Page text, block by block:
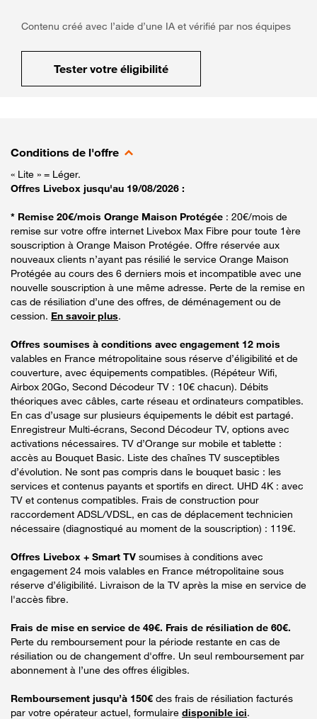
Contenu créé avec l’aide d’une IA et vérifié par nos équipes
Tester votre éligibilité
Conditions de l'offre
« Lite » = Léger.
Offres Livebox jusqu'au 19/08/2026 :
* Remise 20€/mois Orange Maison Protégée : 20€/mois de
remise sur votre offre internet Livebox Max Fibre pour toute 1ère
souscription à Orange Maison Protégée. Offre réservée aux
nouveaux clients n’ayant pas résilié le service Orange Maison
Protégée au cours des 6 derniers mois et incompatible avec une
nouvelle souscription à une même adresse. Perte de la remise en
cas de résiliation d’une des offres, de déménagement ou de
cession. En savoir plus.
Offres soumises à conditions avec engagement 12 mois
valables en France métropolitaine sous réserve d’éligibilité et de
couverture, avec équipements compatibles. (Répéteur Wifi,
Airbox 20Go, Second Décodeur TV : 10€ chacun). Débits
théoriques avec câbles, carte réseau et ordinateurs compatibles.
En cas d’usage sur plusieurs équipements le débit est partagé.
Enregistreur Multi-écrans, Second Décodeur TV, options avec
activations nécessaires. TV d’Orange sur mobile et tablette :
accès au Bouquet Basic. Liste des chaînes TV susceptibles
d’évolution. Ne sont pas compris dans le bouquet basic : les
services et contenus payants et sportifs en direct. UHD 4K : avec
TV et contenus compatibles. Frais de construction pour
raccordement ADSL/VDSL, en cas de déplacement technicien
nécessaire (diagnostiqué au moment de la souscription) : 119€.
Offres Livebox + Smart TV soumises à conditions avec
engagement 24 mois valables en France métropolitaine sous
réserve d’éligibilité. Livraison de la TV après la mise en service de
l'accès fibre.
Frais de mise en service de 49€. Frais de résiliation de 60€.
Perte du remboursement pour la période restante en cas de
résiliation ou de changement d'offre. Un seul remboursement par
abonnement à l’une des offres éligibles.
Remboursement jusqu’à 150€ des frais de résiliation facturés
par votre opérateur actuel, formulaire disponible ici.